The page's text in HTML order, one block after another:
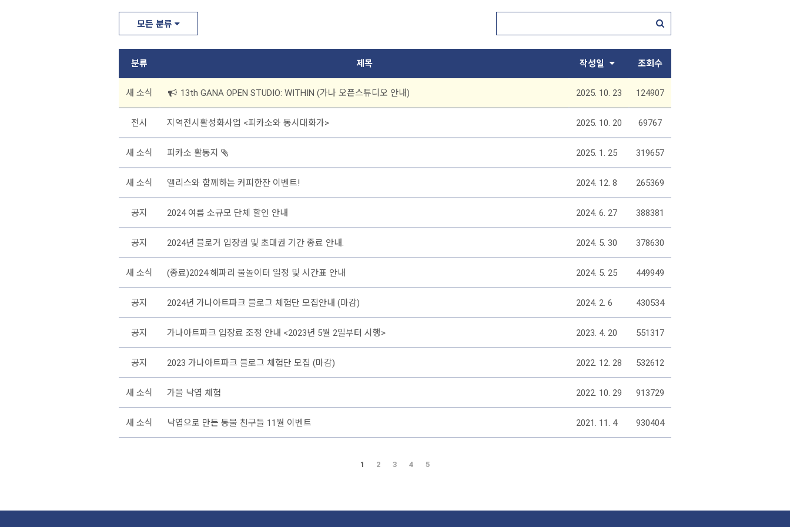
모든 분류
분류 제목 작성일 조회수
새 소식 13th GANA OPEN STUDIO: WITHIN (가나 오픈스튜디오 안내) 2025. 10. 23 124907
전시 지역전시활성화사업 <피카소와 동시대화가> 2025. 10. 20 69767
새 소식 피카소 활동지 2025. 1. 25 319657
새 소식 앨리스와 함께하는 커피한잔 이벤트! 2024. 12. 8 265369
공지 2024 여름 소규모 단체 할인 안내 2024. 6. 27 388381
공지 2024년 블로거 입장권 및 초대권 기간 종료 안내. 2024. 5. 30 378630
새 소식 (종료)2024 해파리 물놀이터 일정 및 시간표 안내 2024. 5. 25 449949
공지 2024년 가나아트파크 블로그 체험단 모집안내 (마감) 2024. 2. 6 430534
공지 가나아트파크 입장료 조정 안내 <2023년 5월 2일부터 시행> 2023. 4. 20 551317
공지 2023 가나아트파크 블로그 체험단 모집 (마감) 2022. 12. 28 532612
새 소식 가을 낙엽 체험 2022. 10. 29 913729
새 소식 낙엽으로 만든 동물 친구들 11월 이벤트 2021. 11. 4 930404
1 2 3 4 5